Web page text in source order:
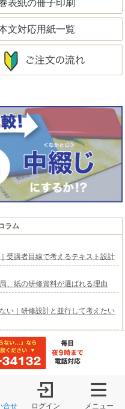
表紙の冊子印刷
文対応用紙一覧
ラム
受講者目線で考えるテキスト設計
、紙の研修資料が選ばれる理由
い｜研修設計と並行して考えたい
から考える総会資料のまとめ方
る側で違う総会資料
合せ ログイン メニュー